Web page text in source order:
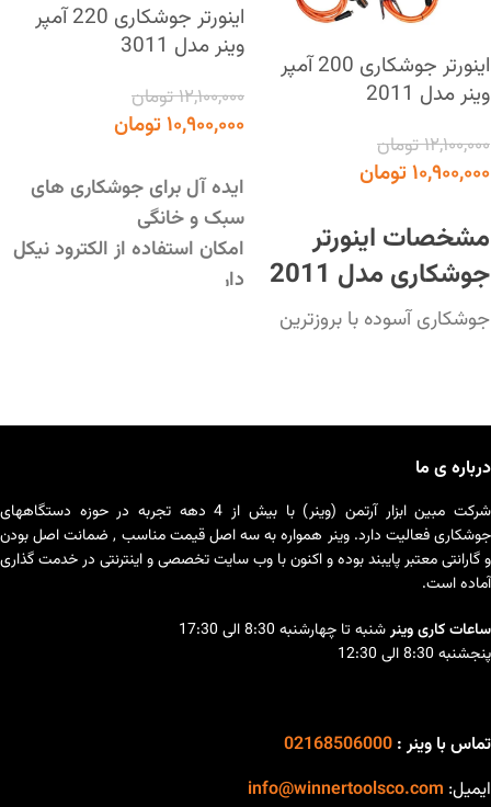
اینورتر جوشکاری 200 آمپر
وینر مدل 2011
۱۲,۱۰۰,۰۰۰تومان
۱۰,۹۰۰,۰۰۰تومان
مشخصات اینورتر
جوشکاری مدل 2011
جوشکاری آسوده با بروزترین
دار
سبک و قابل حمل، پرقدرت،
مصرف برق پایین و بهینه،
قابلیت کار با ژنراتور
مجهز به پیشرفته ترین سیستم
روز دنیا (IGBT)
طراحی خاص و منحصر به فرد
مناسب برای جوشکاری آهن و
انواع فولاد (کم کربن و متوسط)
اینورتر جوشکاری 220 آمپر
وینر مدل 3011
۱۲,۱۰۰,۰۰۰تومان
۱۰,۹۰۰,۰۰۰تومان
ایده آل برای جوشکاری های
سبک و خانگی
امکان استفاده از الکترود نیکل
دار
قابلیت کار با ژنراتور
قابلیت جوشکاری الکترودهای
عمومی
انواع فولاد ( کم کربن و متوسط)
مناسب برای جوشکاری در
درباره ی ما
شرکت مبین ابزار آرتمن (وینر) با بیش از 4 دهه تجربه در حوزه دستگاههای
جوشکاری فعالیت دارد. وینر همواره به سه اصل قیمت مناسب , ضمانت اصل بودن
و گارانتی معتبر پایبند بوده و اکنون با وب سایت تخصصی و اینترنتی در خدمت گذاری
آماده است.
ساعات کاری وینرشنبه تا چهارشنبه 8:30 الی 17:30
پنجشنبه 8:30 الی 12:30
تماس با وینر : 02168506000
ایمیل: info@winnertoolsco.com